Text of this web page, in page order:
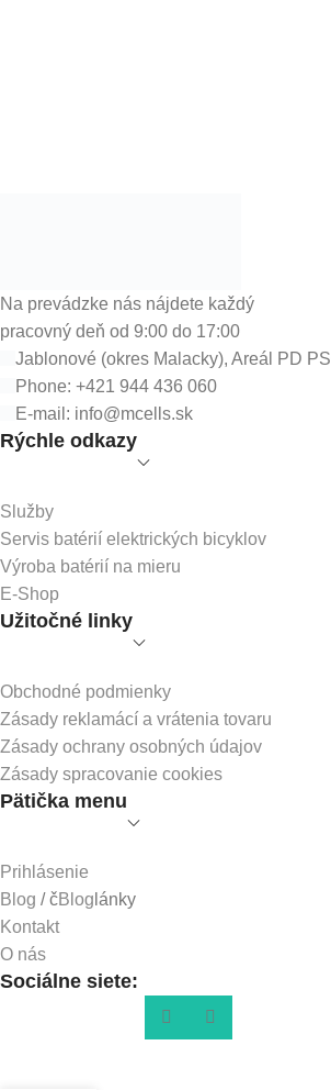
Na prevádzke nás nájdete každý
pracovný deň od 9:00 do 17:00
Jablonové (okres Malacky), Areál PD
Phone: +421 944 436 060
E-mail: info@mcells.sk
Rýchle odkazy
Služby
Servis batérií elektrických bicyklov
Výroba batérií na mieru
E-Shop
Užitočné linky
Obchodné podmienky
Zásady reklamácí a vrátenia tovaru
Zásady ochrany osobných údajov
Zásady spracovanie cookies
Pätička menu
Prihlásenie
Blog / čBlog lánky
Kontakt
O nás
Sociálne siete: